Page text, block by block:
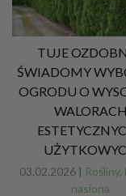
TUJE
ŚWIADOMY
OGRODU O
WALORACH
03.02.2026 | Rośliny,
nasiona